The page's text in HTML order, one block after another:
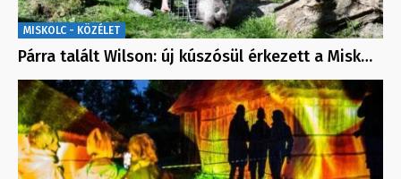
MISKOLC - KÖZÉLET
Párra talált Wilson: új kúszósül érkezett a Misk…